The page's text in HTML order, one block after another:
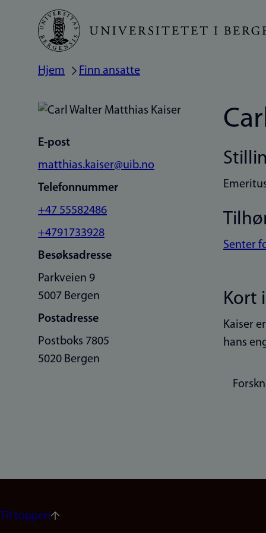
Hopp
hovedinnhold
Navigasjonssti
Hjem Finn ansatte
E-post
matthias.kaiser@uib.no
Telefonnummer
+47 55582486
+4791733928
Besøksadresse
Parkveien 9
5007 Bergen
Postadresse
Postboks 7805
5020 Bergen
Senter
Kort
Kaiser
hans
Til toppen